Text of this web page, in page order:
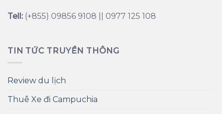
Tell:(+855) 09856 9108 || 0977 125 108
TIN TỨC TRUYỀN THÔNG
Review du lịch
Thuê Xe đi Campuchia